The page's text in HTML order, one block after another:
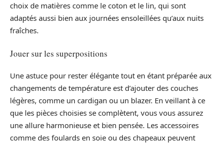
choix de matières comme le coton et le lin, qui sont
adaptés aussi bien aux journées ensoleillées qu’aux nuits
fraîches.
Jouer sur les superpositions
Une astuce pour rester élégante tout en étant préparée aux
changements de température est d’ajouter des couches
légères, comme un cardigan ou un blazer. En veillant à ce
que les pièces choisies se complètent, vous vous assurez
une allure harmonieuse et bien pensée. Les accessoires
comme des foulards en soie ou des chapeaux peuvent